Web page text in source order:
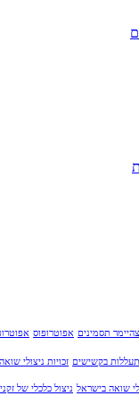
תסמינים אפוטרופוס
בקשישים זכויות ניצולי שואה
שואה בישראל ניצול כלכלי של